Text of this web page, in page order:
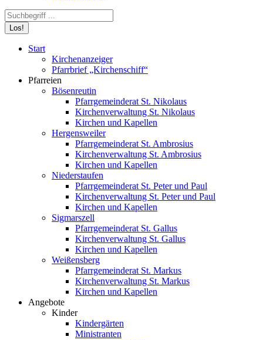
Search:
Start
Kirchenanzeiger
Pfarrbrief „Kirchenschiff“
Pfarreien
Bösenreutin
Pfarrgemeinderat St. Nikolaus
Kirchenverwaltung St. Nikolaus
Kirchen und Kapellen
Hergensweiler
Pfarrgemeinderat St. Ambrosius
Kirchenverwaltung St. Ambrosius
Kirchen und Kapellen
Niederstaufen
Pfarrgemeinderat St. Peter und Paul
Kirchenverwaltung St. Peter und Paul
Kirchen und Kapellen
Sigmarszell
Pfarrgemeinderat St. Gallus
Kirchenverwaltung St. Gallus
Kirchen und Kapellen
Weißensberg
Pfarrgemeinderat St. Markus
Kirchenverwaltung St. Markus
Kirchen und Kapellen
Angebote
Kinder
Kindergärten
Ministranten